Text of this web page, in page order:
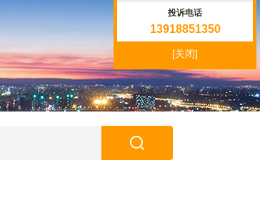
投诉电话
13918851350
[关闭]